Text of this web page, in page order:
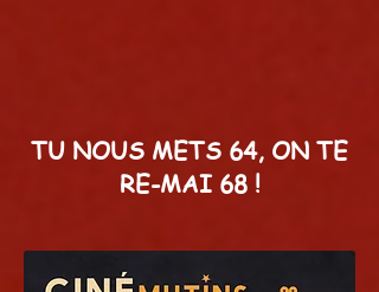
TU NOUS METS 64, ON TE
RE-MAI 68 !